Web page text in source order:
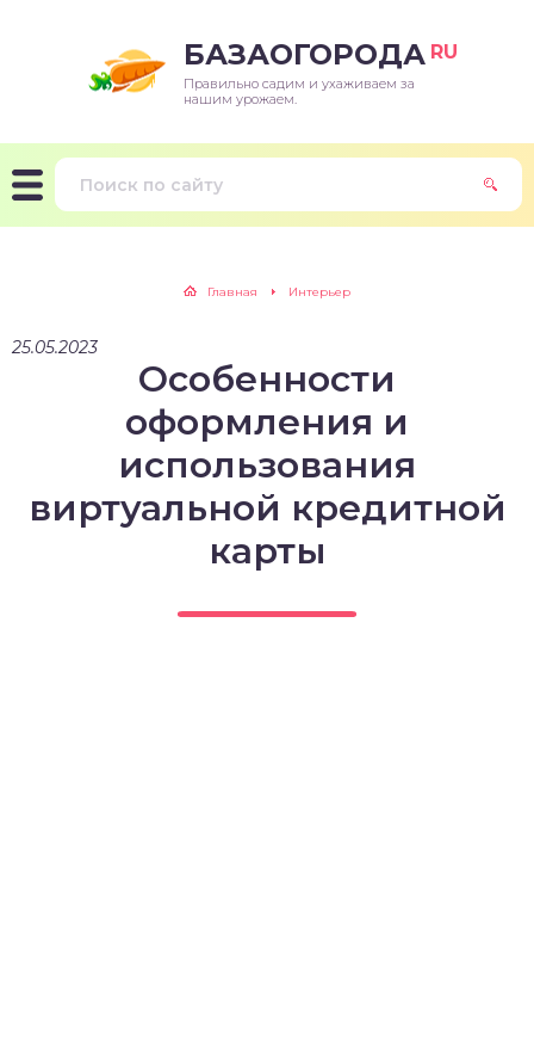
БАЗАОГОРОДА RU
Правильно садим и ухаживаем за
нашим урожаем.
Главная Интерьер
25.05.2023
Особенности
оформления и
использования
виртуальной кредитной
карты